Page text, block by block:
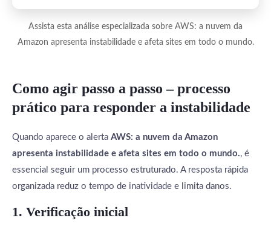
Assista esta análise especializada sobre AWS: a nuvem da
Amazon apresenta instabilidade e afeta sites em todo o mundo.
Como agir passo a passo – processo
prático para responder a instabilidade
Quando aparece o alerta AWS: a nuvem da Amazon
apresenta instabilidade e afeta sites em todo o mundo., é
essencial seguir um processo estruturado. A resposta rápida
organizada reduz o tempo de inatividade e limita danos.
1. Verificação inicial